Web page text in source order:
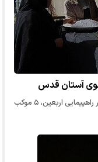
آستان قدس رضوی برای خدمت به زائران حسینی در راهپیمایی اربعین، ۵ موکب